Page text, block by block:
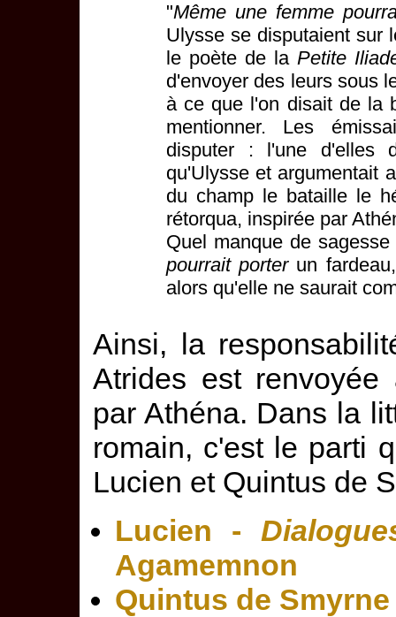
"Même une femme
Ulysse se disputaient sur
le poète de la Petite
d'envoyer des leurs sous
à ce que l'on disait de la
mentionner. Les
disputer : l'une d'elles
qu'Ulysse et argumentait
du champ le bataille le
rétorqua, inspirée par
Quel manque de
pourrait porterun
alors qu'elle ne saurait
Ainsi, la
Atrides est renvoyée
par Athéna. Dans la
romain, c'est le parti
Lucien et Quintus de
Lucien -
Agamemnon
Quintus de